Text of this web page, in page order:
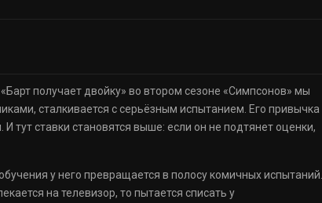
получает двойку» во втором сезоне «Симпсонов» мы
сталкивается с серьёзным испытанием. Его привычка
тут ставки становятся выше: если он не подтянет оценки,
у него превращается в полосу комичных испытаний.
на телевизор, то пытается списать у